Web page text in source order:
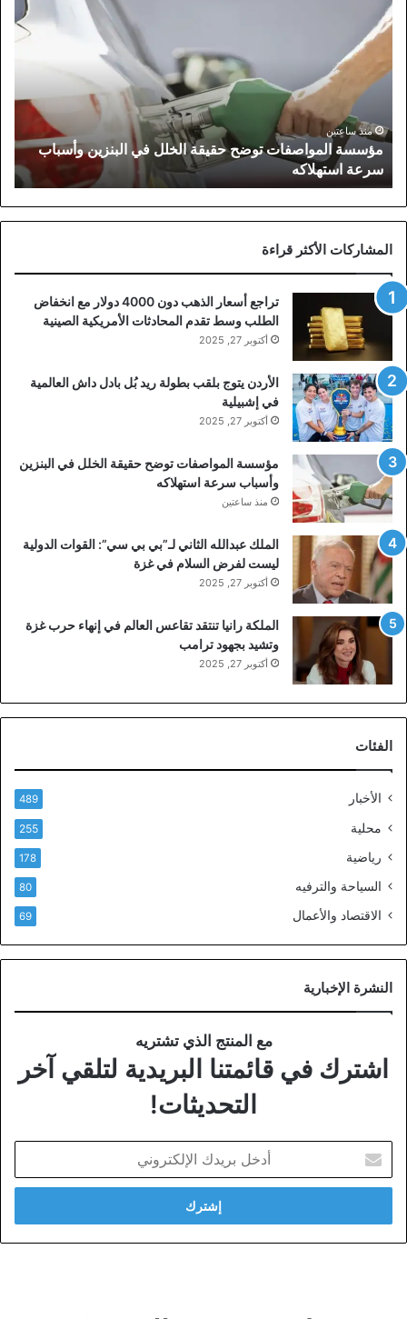
المواصفات
توضح
حقيقة
الخلل
وأسباب
سرعة
استهلاكه
منذ ساعتين
مؤسسة المواصفات توضح حقيقة الخلل في البنزين وأسباب
سرعة استهلاكه
المشاركات الأكثر قراءة
تراجع أسعار الذهب دون 4000 دولار مع انخفاض
الطلب وسط تقدم المحادثات الأمريكية الصينية
أكتوبر 27, 2025
الأردن يتوج بلقب بطولة ريد بُل بادل داش العالمية
في إشبيلية
أكتوبر 27, 2025
مؤسسة المواصفات توضح حقيقة الخلل في البنزين
وأسباب سرعة استهلاكه
منذ ساعتين
الملك عبدالله الثاني لـ”بي بي سي”: القوات الدولية
ليست لفرض السلام في غزة
أكتوبر 27, 2025
الملكة رانيا تنتقد تقاعس العالم في إنهاء حرب غزة
وتشيد بجهود ترامب
أكتوبر 27, 2025
الفئات
الأخبار 489
محلية 255
رياضية 178
السياحة والترفيه 80
الاقتصاد والأعمال 69
النشرة الإخبارية
مع المنتج الذي تشتريه
اشترك في قائمتنا البريدية لتلقي آخر
التحديثات!
بريدك
الإلكتروني